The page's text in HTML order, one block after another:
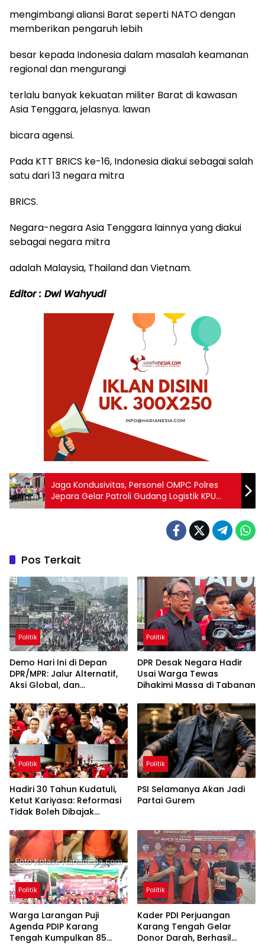
mengimbangi aliansi Barat seperti NATO dengan
memberikan pengaruh lebih
besar kepada Indonesia dalam masalah keamanan
regional dan mengurangi
terlalu banyak kekuatan militer Barat di kawasan
Asia Tenggara, jelasnya. lawan
bicara agensi.
Pada KTT BRICS ke-16, Indonesia diakui sebagai salah
satu dari 13 negara mitra
BRICS.
Negara-negara Asia Tenggara lainnya yang diakui
sebagai negara mitra
adalah Malaysia, Thailand dan Vietnam.
Editor : Dwi Wahyudi
Jaga Kondusivitas, Personel OMPC Polres
Jepara Gelar Patroli Gudang Logistik KPU
hingga Aktivitas Masyarakat
Pos Terkait
Politik
Demo Hari Ini di Depan
DPR/MPR: Jalur Alternatif,
Aksi Global, dan
Agustus 2026
Politik
DPR Desak Negara Hadir
Usai Warga Tewas
Dihakimi Massa di Tabanan
Politik
Hadiri 30 Tahun Kudatuli,
Ketut Kariyasa: Reformasi
Tidak Boleh Dibajak
Politik
PSI Selamanya Akan Jadi
Partai Gurem
Politik
Warga Larangan Puji
Agenda PDIP Karang
Tengah Kumpulkan 85
Politik
Kader PDI Perjuangan
Karang Tengah Gelar
Donor Darah, Berhasil